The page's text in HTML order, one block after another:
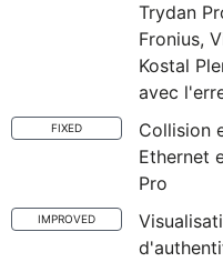
Trydan
Fronius,
Kostal
avec
FIXED
Collision
Ethernet
Pro
IMPROVED